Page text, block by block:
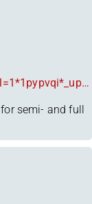
https://www.allaboutautomation.de/en/?_gl=1*1pypvqi*_up*MQ..*_ga*Mzk5MDYwMjM0LjE3NjkxNzM2MzE.*_ga_ZTGSPGW1QL*czE3NjkxNzM2MzAkbzEkZzAkdDE3NjkxNzM2MzAkajYwJGwwJGgw
semi- and full